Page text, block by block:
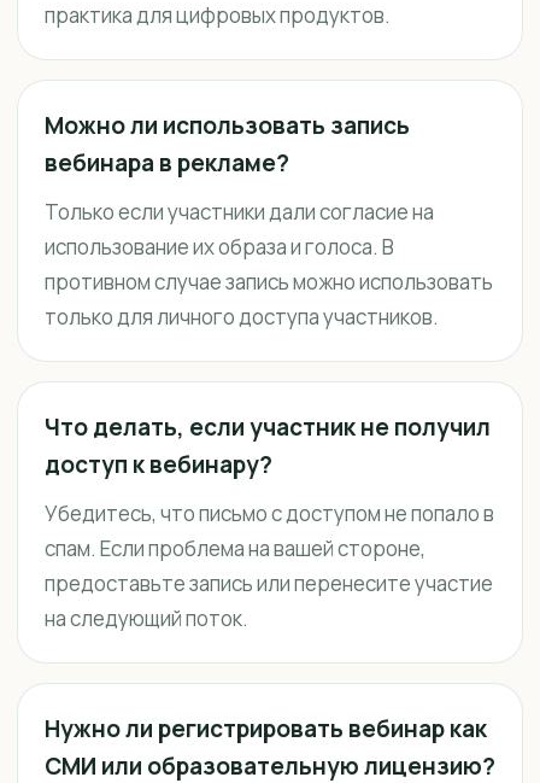
практика для цифровых продуктов.
Можно ли использовать запись
вебинара в рекламе?
Только если участники дали согласие на
использование их образа и голоса. В
противном случае запись можно использовать
только для личного доступа участников.
Что делать, если участник не получил
доступ к вебинару?
Убедитесь, что письмо с доступом не попало в
спам. Если проблема на вашей стороне,
предоставьте запись или перенесите участие
на следующий поток.
Нужно ли регистрировать вебинар как
СМИ или образовательную лицензию?